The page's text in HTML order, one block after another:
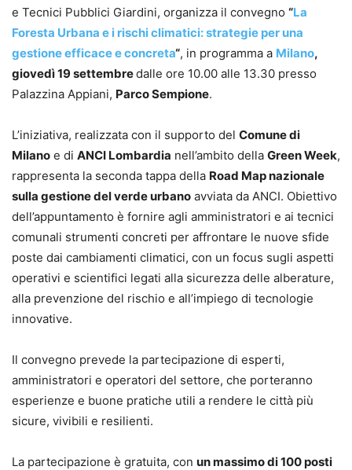
e Tecnici Pubblici Giardini, organizza il convegno “La
Foresta Urbana e i rischi climatici: strategie per una
gestione efficace e concreta“, in programma a Milano,
giovedì 19 settembredalle ore 10.00 alle 13.30 presso
Palazzina Appiani, Parco Sempione.
L’iniziativa, realizzata con il supporto del Comune di
Milano e di ANCI Lombardia nell’ambito della Green Week,
rappresenta la seconda tappa della Road Map nazionale
sulla gestione del verde urbano avviata da ANCI. Obiettivo
dell’appuntamento è fornire agli amministratori e ai tecnici
comunali strumenti concreti per affrontare le nuove sfide
poste dai cambiamenti climatici, con un focus sugli aspetti
operativi e scientifici legati alla sicurezza delle alberature,
alla prevenzione del rischio e all’impiego di tecnologie
innovative.
Il convegno prevede la partecipazione di esperti,
amministratori e operatori del settore, che porteranno
esperienze e buone pratiche utili a rendere le città più
sicure, vivibili e resilienti.
La partecipazione è gratuita, con un massimo di 100 posti